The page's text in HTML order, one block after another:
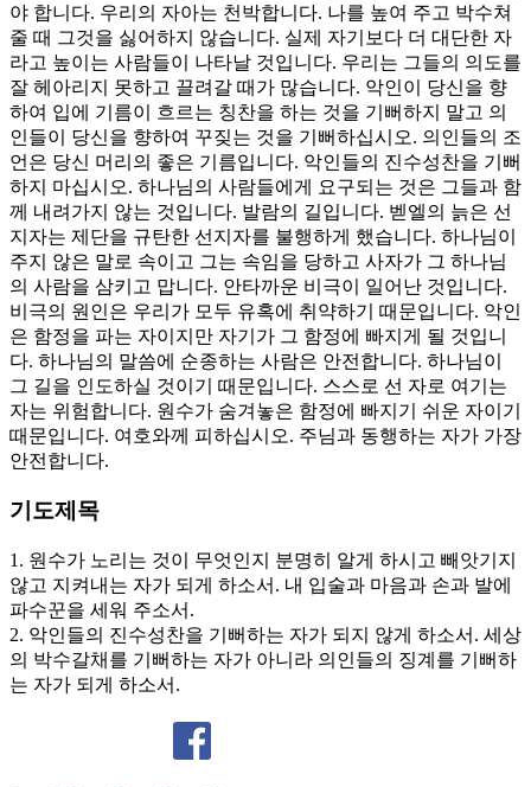
야 합니다. 우리의 자아는 천박합니다. 나를 높여 주고 박수쳐
줄 때 그것을 싫어하지 않습니다. 실제 자기보다 더 대단한 자
라고 높이는 사람들이 나타날 것입니다. 우리는 그들의 의도를
잘 헤아리지 못하고 끌려갈 때가 많습니다. 악인이 당신을 향
하여 입에 기름이 흐르는 칭찬을 하는 것을 기뻐하지 말고 의
인들이 당신을 향하여 꾸짖는 것을 기뻐하십시오. 의인들의 조
언은 당신 머리의 좋은 기름입니다. 악인들의 진수성찬을 기뻐
하지 마십시오. 하나님의 사람들에게 요구되는 것은 그들과 함
께 내려가지 않는 것입니다. 발람의 길입니다. 벧엘의 늙은 선
지자는 제단을 규탄한 선지자를 불행하게 했습니다. 하나님이
주지 않은 말로 속이고 그는 속임을 당하고 사자가 그 하나님
의 사람을 삼키고 맙니다. 안타까운 비극이 일어난 것입니다.
비극의 원인은 우리가 모두 유혹에 취약하기 때문입니다. 악인
은 함정을 파는 자이지만 자기가 그 함정에 빠지게 될 것입니
다. 하나님의 말씀에 순종하는 사람은 안전합니다. 하나님이
그 길을 인도하실 것이기 때문입니다. 스스로 선 자로 여기는
자는 위험합니다. 원수가 숨겨놓은 함정에 빠지기 쉬운 자이기
때문입니다. 여호와께 피하십시오. 주님과 동행하는 자가 가장
안전합니다.
기도제목
1. 원수가 노리는 것이 무엇인지 분명히 알게 하시고 빼앗기지
않고 지켜내는 자가 되게 하소서. 내 입술과 마음과 손과 발에
파수꾼을 세워 주소서.
2. 악인들의 진수성찬을 기뻐하는 자가 되지 않게 하소서. 세상
의 박수갈채를 기뻐하는 자가 아니라 의인들의 징계를 기뻐하
는 자가 되게 하소서.